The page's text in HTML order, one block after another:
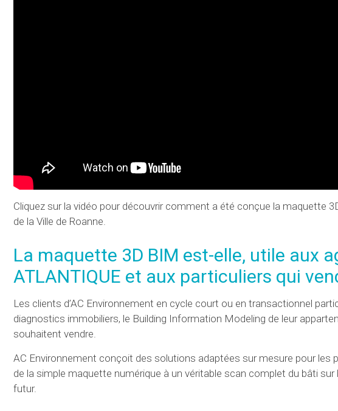
Cliquez sur la vidéo pour découvrir comment a été conçue la maquette
de la Ville de Roanne.
La maquette 3D BIM est-elle, utile aux
ATLANTIQUE et aux particuliers qui
Les clients d’AC Environnement en cycle court ou en transactionnel
diagnostics immobiliers, le Building Information Modeling de leur
souhaitent vendre.
AC Environnement conçoit des solutions adaptées sur mesure pour les
de la simple maquette numérique à un véritable scan complet du bâti
futur.